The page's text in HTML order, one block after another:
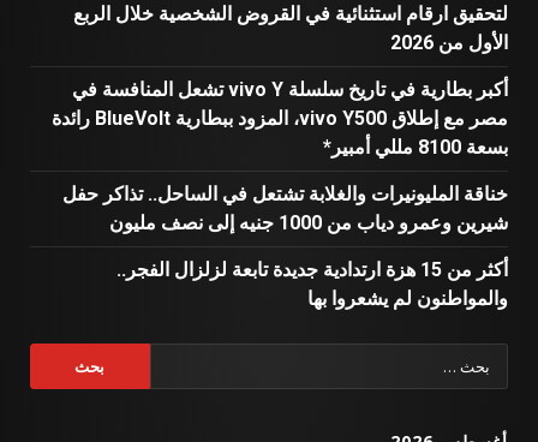
لتحقيق ارقام استثنائية في القروض الشخصية خلال الربع
الأول من 2026
أكبر بطارية في تاريخ سلسلة vivo Y تشعل المنافسة في
مصر مع إطلاق vivo Y500، المزود ببطارية BlueVolt رائدة
بسعة 8100 مللي أمبير*
خناقة المليونيرات والغلابة تشتعل في الساحل.. تذاكر حفل
شيرين وعمرو دياب من 1000 جنيه إلى نصف مليون
أكثر من 15 هزة ارتدادية جديدة تابعة لزلزال الفجر..
والمواطنون لم يشعروا بها
عن: